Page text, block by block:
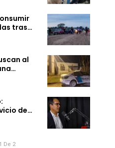
tras…
al
de…
1 De 2